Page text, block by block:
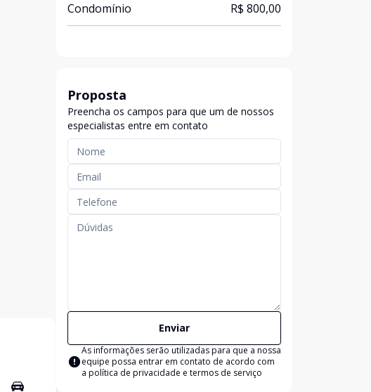
Condomínio R$ 800,00
Proposta
Preencha os campos para que um de nossos
especialistas entre em contato
Enviar
As informações serão utilizadas para que a nossa
equipe possa entrar em contato de acordo com
a política de privacidade e termos de serviço